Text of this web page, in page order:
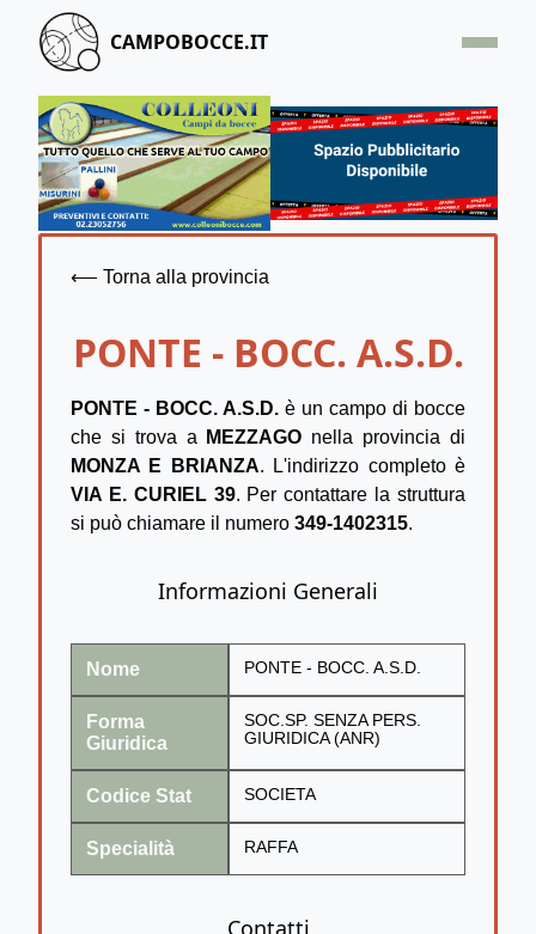
CAMPOBOCCE.IT
HOME
OFFERTA
SEGNALA UN CAMPO
⟵ Torna alla provincia
PONTE - BOCC. A.S.D.
PONTE - BOCC. A.S.D. è un campo di bocce
che si trova a
MEZZAGO nella provincia di
MONZA E BRIANZA. L'indirizzo completo è
VIA E. CURIEL 39. Per contattare la struttura
si può chiamare il numero 349-1402315.
Informazioni Generali
Nome PONTE - BOCC. A.S.D.
Forma
Giuridica
SOC.SP. SENZA PERS.
GIURIDICA (ANR)
Codice Stat SOCIETA
Specialità RAFFA
Contatti